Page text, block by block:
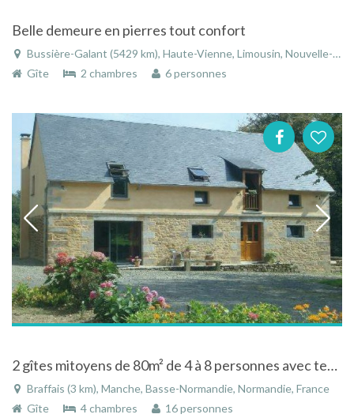
Belle demeure en pierres tout confort
Bussière-Galant (5429 km), Haute-Vienne, Limousin, Nouvelle-Aquitaine, France
Gîte
2 chambres 6 personnes
2 gîtes mitoyens de 80m² de 4 à 8 personnes avec terrasses à Braffais dans la Manche en Normandie
Braffais (3 km), Manche, Basse-Normandie, Normandie, France
Gîte
4 chambres 16 personnes